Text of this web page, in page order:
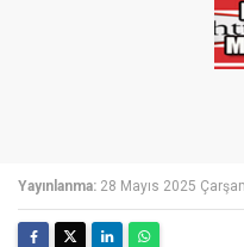
Yayınlanma: 28 Mayıs 2025